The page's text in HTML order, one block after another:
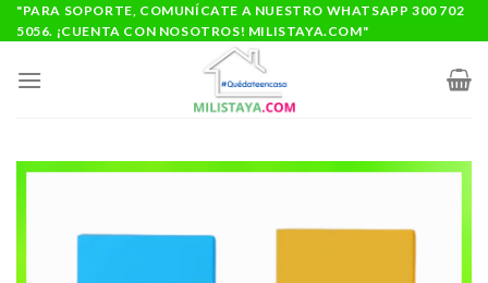
Saltar
al
"PARA SOPORTE, COMUNÍCATE A NUESTRO WHATSAPP 300 702
5056. ¡CUENTA CON NOSOTROS! MILISTAYA.COM"